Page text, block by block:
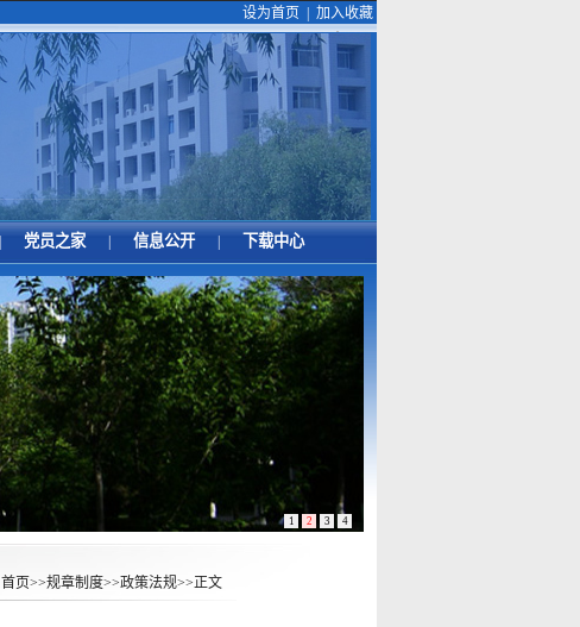
设为首页 加入收藏
党员之家 信息公开 下载中心
1 2 3 4
首页>>规章制度>>政策法规>>正文